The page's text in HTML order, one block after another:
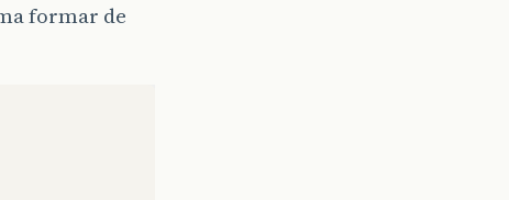
formar de